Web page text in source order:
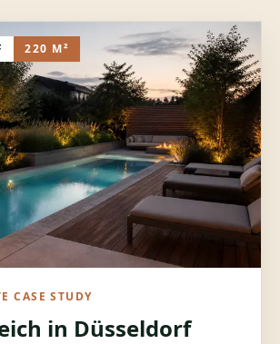
220 M²
CASE STUDY
in Düsseldorf